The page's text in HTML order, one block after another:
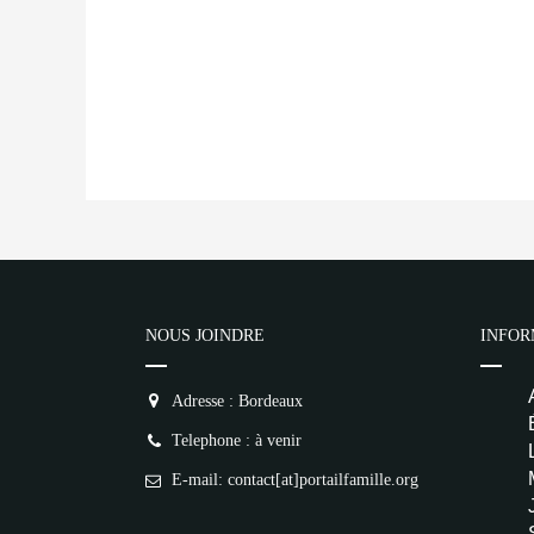
NOUS JOINDRE
Adresse : Bordeaux
Telephone : à venir
E-mail: contact[at]portailfamille.org